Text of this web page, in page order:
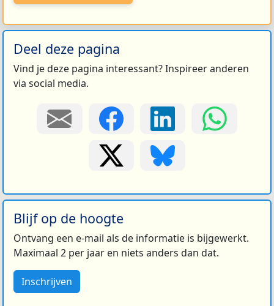
Deel deze pagina
Vind je deze pagina interessant? Inspireer anderen
via social media.
Blijf op de hoogte
Ontvang een e-mail als de informatie is bijgewerkt.
Maximaal 2 per jaar en niets anders dan dat.
Inschrijven